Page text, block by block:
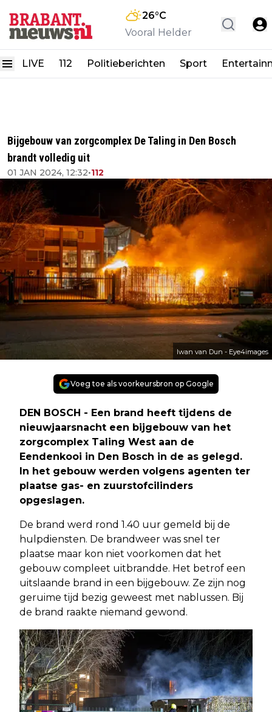
26°C
Vooral Helder
LIVE 112 Politieberichten Sport
Bijgebouw van zorgcomplex De Taling in Den Bosch
brandt volledig uit
01 JAN 2024, 12:32•112
Iwan van Dun - Eye4images
Voeg toe als voorkeursbron op Google
DEN BOSCH - Een brand heeft tijdens de
nieuwjaarsnacht een bijgebouw van het
zorgcomplex Taling West aan de
Eendenkooi in Den Bosch in de as gelegd.
In het gebouw werden volgens agenten ter
plaatse gas- en zuurstofcilinders
opgeslagen.
De brand werd rond 1.40 uur gemeld bij de
hulpdiensten. De brandweer was snel ter
plaatse maar kon niet voorkomen dat het
gebouw compleet uitbrandde. Het betrof een
uitslaande brand in een bijgebouw. Ze zijn nog
geruime tijd bezig geweest met nablussen. Bij
de brand raakte niemand gewond.